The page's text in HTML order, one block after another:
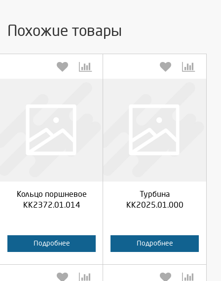
Похожие товары
Кольцо поршневое
КК2372.01.014
Подробнее
Отмена
Турбина
КК2025.01.000
Подробнее
Отмена